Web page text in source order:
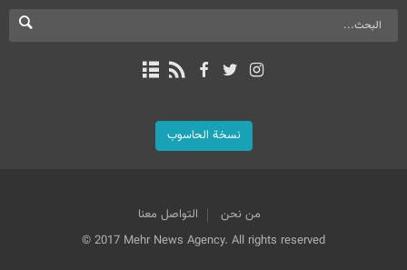
نسخة الحاسوب
من نحن
التواصل معنا
© 2017 Mehr News Agency. All rights reserved